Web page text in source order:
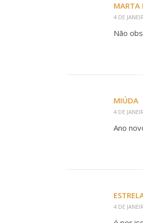
MARTA
4 DE
Não
MIÚDA
4 DE
Ano
4 DE